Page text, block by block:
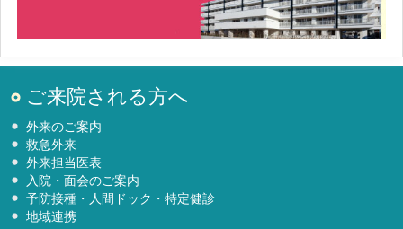
ご来院される方へ
外来のご案内
救急外来
外来担当医表
入院・面会のご案内
予防接種・人間ドック・特定健診
地域連携